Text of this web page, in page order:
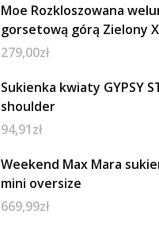
Moe Rozkloszowana
gorsetową górą Zielony
279,00zł
Sukienka kwiaty GYPSY
shoulder
94,91zł
Weekend Max Mara
mini oversize
669,99zł